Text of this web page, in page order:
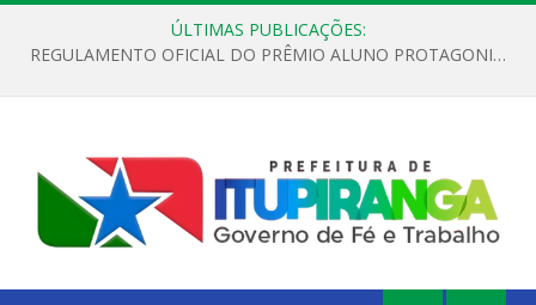
ÚLTIMAS PUBLICAÇÕES:
REGULAMENTO OFICIAL DO PRÊMIO ALUNO PROTAGONISTA – EDIÇÃO 2026